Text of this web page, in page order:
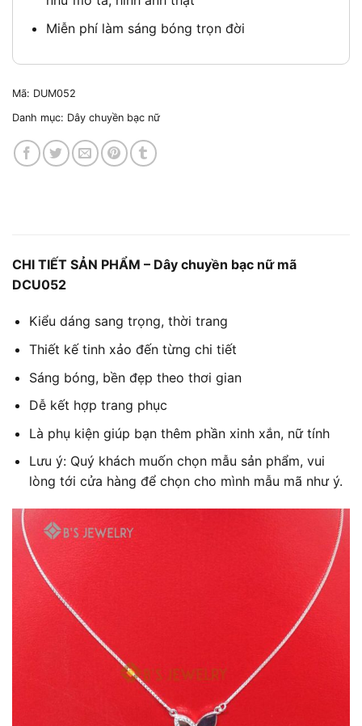
Miễn phí làm sáng bóng trọn đời
Mã: DUM052
Danh mục: Dây chuyền bạc nữ
CHI TIẾT SẢN PHẨM – Dây chuyền bạc nữmã
DCU052
Kiểu dáng sang trọng, thời trang
Thiết kế tinh xảo đến từng chi tiết
Sáng bóng, bền đẹp theo thơi gian
Dễ kết hợp trang phục
Là phụ kiện giúp bạn thêm phần xinh xắn, nữ tính
Lưu ý: Quý khách muốn chọn mẫu sản phẩm, vui
lòng tới cửa hàng để chọn cho mình mẫu mã như ý.